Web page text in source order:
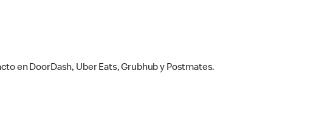
en DoorDash, Uber Eats, Grubhub y Postmates.